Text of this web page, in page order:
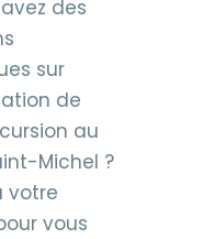
des
sur
de
au
Michel ?
votre
vous